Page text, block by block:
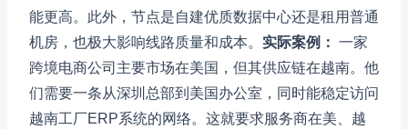
能更高。此外，节点是自建优质数据中心还是租用普通
机房，也极大影响线路质量和成本。 实际案例： 一家
跨境电商公司主要市场在美国，但其供应链在越南。他
们需要一条从深圳总部到美国办公室，同时能稳定访问
越南工厂ERP系统的网络。这就要求服务商在美、越